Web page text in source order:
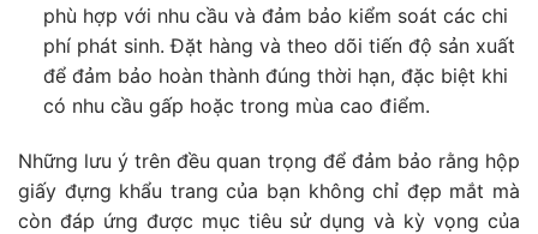
phù hợp với nhu cầu và đảm bảo kiểm soát các chi
phí phát sinh.Đặt hàng và theo dõi tiến độ sản xuất
để đảm bảo hoàn thành đúng thời hạn, đặc biệt khi
có nhu cầu gấp hoặc trong mùa cao điểm.
Những lưu ý trên đều quan trọng để đảm bảo rằng hộp
giấy đựng khẩu trang của bạn không chỉ đẹp mắt mà
còn đáp ứng được mục tiêu sử dụng và kỳ vọng của